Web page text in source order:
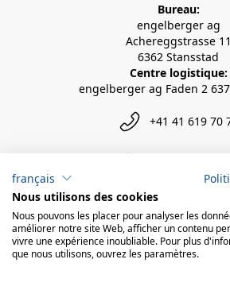
Bureau:
engelberger ag
Achereggstrasse 11
6362 Stansstad
Centre logistique:
engelberger ag Faden 2
+41 41 619 70
français
Nous utilisons des cookies
Nous pouvons les placer pour analyser les
améliorer notre site Web, afficher un contenu
vivre une expérience inoubliable. Pour plus
que nous utilisons, ouvrez les paramètres.